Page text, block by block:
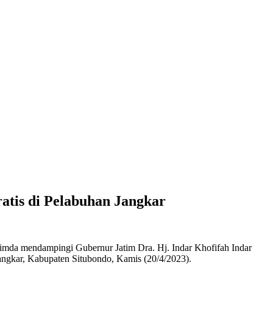
di Pelabuhan Jangkar
mendampingi Gubernur Jatim Dra. Hj. Indar Khofifah Indar
Kabupaten Situbondo, Kamis (20/4/2023).